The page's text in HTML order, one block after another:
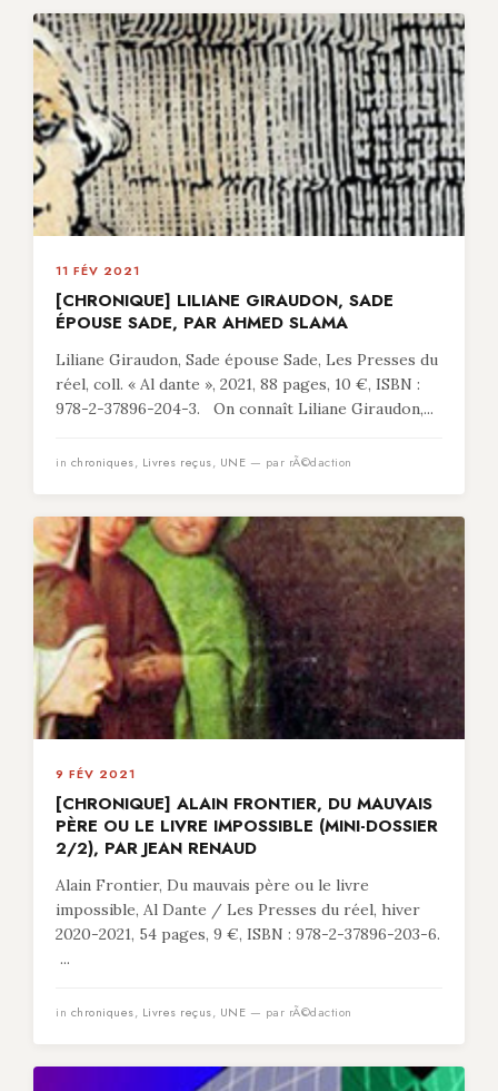
11 FÉV 2021
[CHRONIQUE] LILIANE GIRAUDON, SADE
ÉPOUSE SADE, PAR AHMED SLAMA
Liliane Giraudon, Sade épouse Sade, Les Presses du
réel, coll. « Al dante », 2021, 88 pages, 10 €, ISBN :
978-2-37896-204-3. On connaît Liliane Giraudon,...
in chroniques, Livres reçus, UNE — par rÃ©daction
9 FÉV 2021
[CHRONIQUE] ALAIN FRONTIER, DU MAUVAIS
PÈRE OU LE LIVRE IMPOSSIBLE (MINI-DOSSIER
2/2), PAR JEAN RENAUD
Alain Frontier, Du mauvais père ou le livre
impossible, Al Dante / Les Presses du réel, hiver
2020-2021, 54 pages, 9 €, ISBN : 978-2-37896-203-6.
...
in chroniques, Livres reçus, UNE — par rÃ©daction